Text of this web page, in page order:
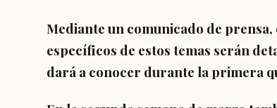
Mediante un comunicado de
específicos de estos temas serán
dará a conocer durante la primera